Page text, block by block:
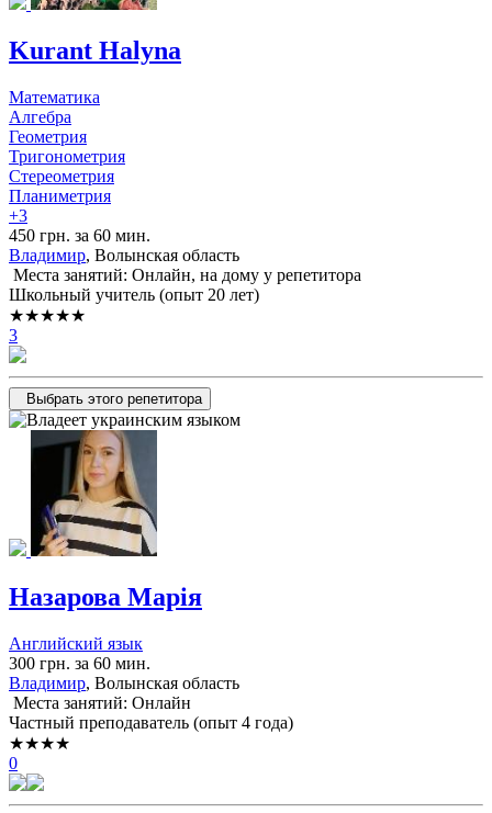
Kurant Halyna
Математика
Алгебра
Геометрия
Тригонометрия
Стереометрия
Планиметрия
+3
450 грн. за 60 мин.
Владимир, Волынская область
Места занятий: Онлайн, на дому у репетитора
Школьный учитель (опыт 20 лет)
★★★★★
3
Выбрать этого репетитора
Назарова Марія
Английский язык
300 грн. за 60 мин.
Владимир, Волынская область
Места занятий: Онлайн
Частный преподаватель (опыт 4 года)
★★★★
0